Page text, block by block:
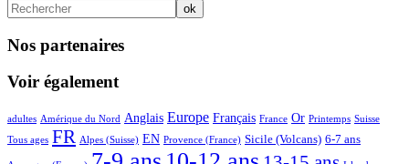
Nos partenaires
Voir également
6/65
adultes
6/65 Amérique du Nord
28/65 Anglais
30/65 Europe
23/65 Français
14/65 France
25/65 Or
2/65 Printemps
7/65 Suisse
6/65
Tous ages
48/65 FR
7/65 Alpes (Suisse)
23/65 EN
5/65 Provence (France)
17/65 Sicile (Volcans)
17/65 6-7 ans
9/65